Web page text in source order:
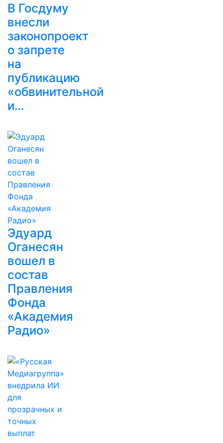
В Госдуму
внесли
законопроект
о запрете
на
публикацию
«обвинительной
и…
Эдуард
Оганесян
вошел в
состав
Правления
Фонда
«Академия
Радио»